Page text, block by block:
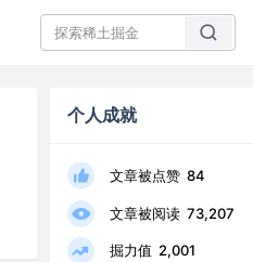
个人成就
文章被点赞 84
文章被阅读 73,207
掘力值 2,001